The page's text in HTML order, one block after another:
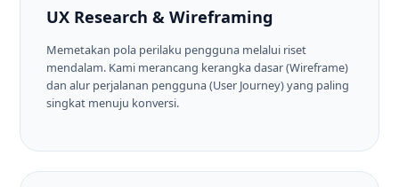
UX Research & Wireframing
Memetakan pola perilaku pengguna melalui riset
mendalam. Kami merancang kerangka dasar (Wireframe)
dan alur perjalanan pengguna (User Journey) yang paling
singkat menuju konversi.